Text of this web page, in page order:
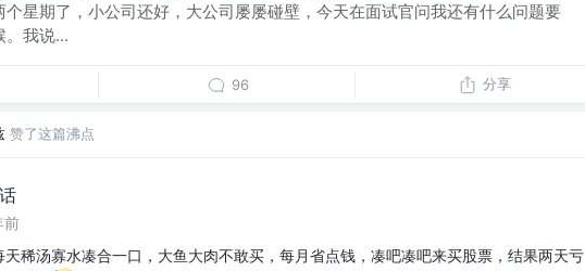
个星期了，小公司还好，大公司屡屡碰壁，今天在面试官问我还有什么问题要
。我说...
96 分享
赞了这篇沸点
前
天稀汤寡水凑合一口，大鱼大肉不敢买，每月省点钱，凑吧凑吧来买股票，结果两天亏